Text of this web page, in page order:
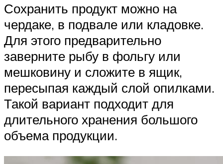
Сохранить продукт можно на
чердаке, в подвале или кладовке.
Для этого предварительно
заверните рыбу в фольгу или
мешковину и сложите в ящик,
пересыпая каждый слой опилками.
Такой вариант подходит для
длительного хранения большого
объема продукции.